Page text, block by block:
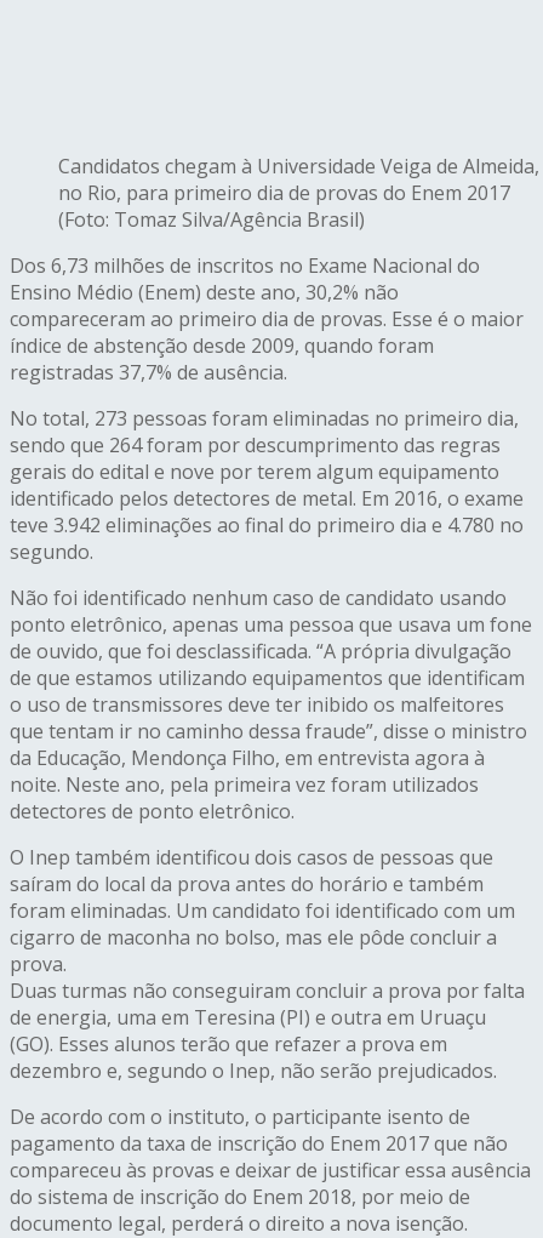
Candidatos chegam à Universidade Veiga de Almeida,
no Rio, para primeiro dia de provas do Enem 2017
(Foto: Tomaz Silva/Agência Brasil)
Dos 6,73 milhões de inscritos no Exame Nacional do
Ensino Médio (Enem) deste ano, 30,2% não
compareceram ao primeiro dia de provas. Esse é o maior
índice de abstenção desde 2009, quando foram
registradas 37,7% de ausência.
No total, 273 pessoas foram eliminadas no primeiro dia,
sendo que 264 foram por descumprimento das regras
gerais do edital e nove por terem algum equipamento
identificado pelos detectores de metal. Em 2016, o exame
teve 3.942 eliminações ao final do primeiro dia e 4.780 no
segundo.
Não foi identificado nenhum caso de candidato usando
ponto eletrônico, apenas uma pessoa que usava um fone
de ouvido, que foi desclassificada. “A própria divulgação
de que estamos utilizando equipamentos que identificam
o uso de transmissores deve ter inibido os malfeitores
que tentam ir no caminho dessa fraude”, disse o ministro
da Educação, Mendonça Filho, em entrevista agora à
noite. Neste ano, pela primeira vez foram utilizados
detectores de ponto eletrônico.
O Inep também identificou dois casos de pessoas que
saíram do local da prova antes do horário e também
foram eliminadas. Um candidato foi identificado com um
cigarro de maconha no bolso, mas ele pôde concluir a
prova.
Duas turmas não conseguiram concluir a prova por falta
de energia, uma em Teresina (PI) e outra em Uruaçu
(GO). Esses alunos terão que refazer a prova em
dezembro e, segundo o Inep, não serão prejudicados.
De acordo com o instituto, o participante isento de
pagamento da taxa de inscrição do Enem 2017 que não
compareceu às provas e deixar de justificar essa ausência
do sistema de inscrição do Enem 2018, por meio de
documento legal, perderá o direito a nova isenção.